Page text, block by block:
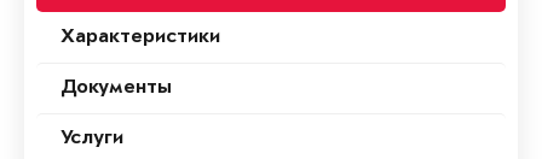
Характеристики
Документы
Услуги